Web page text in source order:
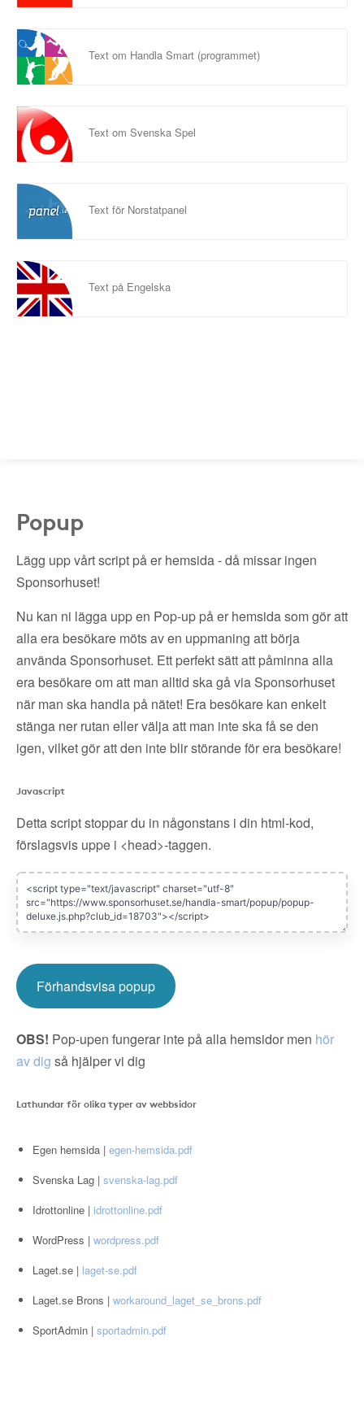
Text om Handla Smart (programmet)
Text om Svenska Spel
Text för Norstatpanel
Text på Engelska
Popup
Lägg upp vårt script på er hemsida - då missar ingen
Sponsorhuset!
Nu kan ni lägga upp en Pop-up på er hemsida som gör att
alla era besökare möts av en uppmaning att börja
använda Sponsorhuset. Ett perfekt sätt att påminna alla
era besökare om att man alltid ska gå via Sponsorhuset
när man ska handla på nätet! Era besökare kan enkelt
stänga ner rutan eller välja att man inte ska få se den
igen, vilket gör att den inte blir störande för era besökare!
Javascript
Detta script stoppar du in någonstans i din html-kod,
förslagsvis uppe i <head>-taggen.
Förhandsvisa popup
OBS! Pop-upen fungerar inte på alla hemsidor men hör
av dig så hjälper vi dig
Lathundar för olika typer av webbsidor
Egen hemsida | egen-hemsida.pdf
Svenska Lag | svenska-lag.pdf
Idrottonline | idrottonline.pdf
WordPress | wordpress.pdf
Laget.se | laget-se.pdf
Laget.se Brons | workaround_laget_se_brons.pdf
SportAdmin | sportadmin.pdf